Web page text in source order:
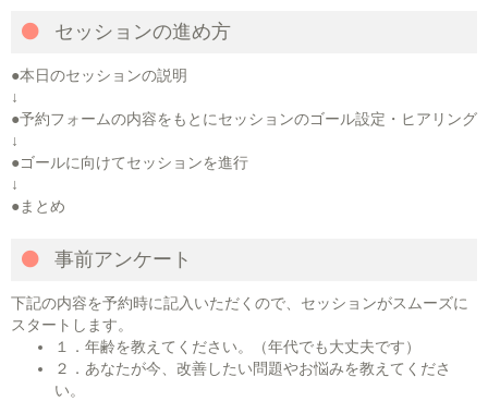
セッションの進め方
●本日のセッションの説明
↓
●予約フォームの内容をもとにセッションのゴール設定・ヒアリング
↓
●ゴールに向けてセッションを進行
↓
●まとめ
事前アンケート
下記の内容を予約時に記入いただくので、セッションがスムーズに
スタートします。
１．年齢を教えてください。（年代でも大丈夫です）
２．あなたが今、改善したい問題やお悩みを教えてくださ
い。